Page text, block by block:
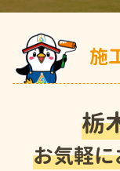
施
栃
お気軽